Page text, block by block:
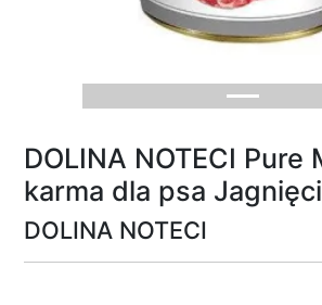
DOLINA NOTECI Pure
karma dla psa
DOLINA NOTECI